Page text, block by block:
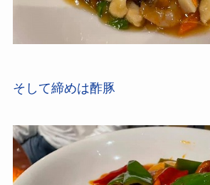
そして締めは酢豚